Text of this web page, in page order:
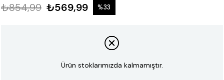
₺854,99 ₺569,99 %33
Ürün stoklarımızda kalmamıştır.